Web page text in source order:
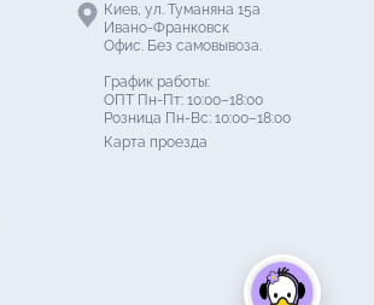
Киев, ул. Туманяна 15а
Ивано-Франковск
Офис. Без самовывоза.
График работы:
ОПТ Пн-Пт: 10:00–18:00
Розница Пн-Вс: 10:00–18:00
Карта проезда